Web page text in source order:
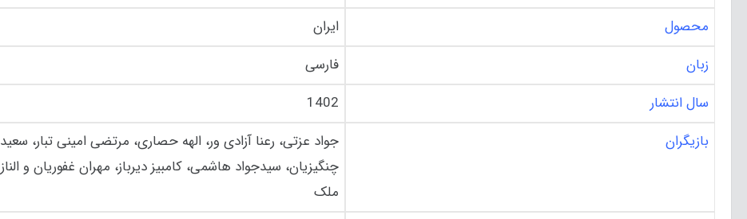
محصول
ایران
زبان
فارسی
سال انتشار
1402
بازیگران
جواد عزتی، رعنا آزادی ور، الهه حصاری، مرتضی امینی تبار، سعید
چنگیزیان، سیدجواد هاشمی، کامبیز دیرباز، مهران غفوریان و الناز
ملک